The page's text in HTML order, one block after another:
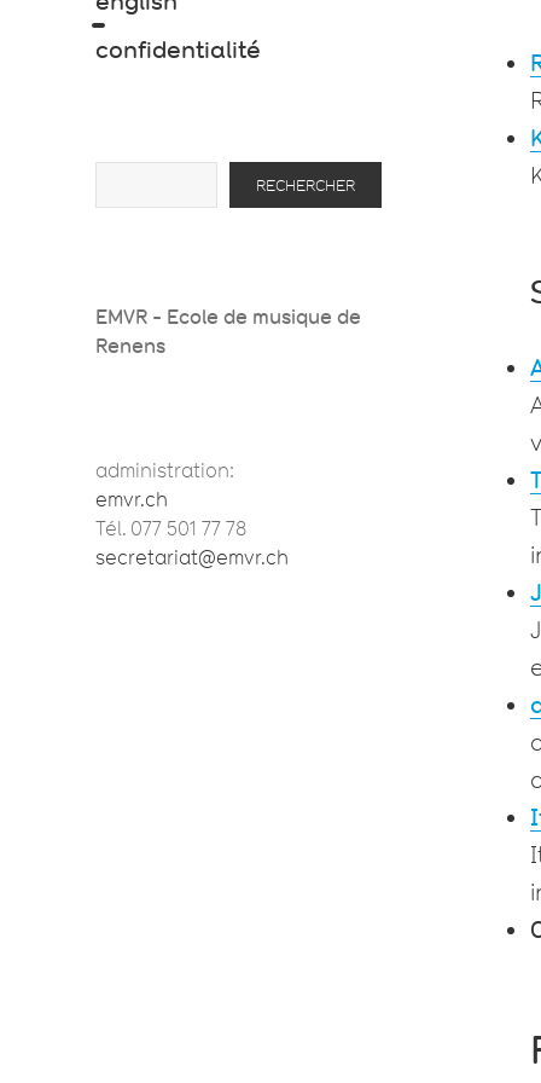
confidentialité
RECHERCHER
EMVR - Ecole de musique de
Renens
administration:
emvr.ch
Tél. 077 501 77 78
secretariat@emvr.ch